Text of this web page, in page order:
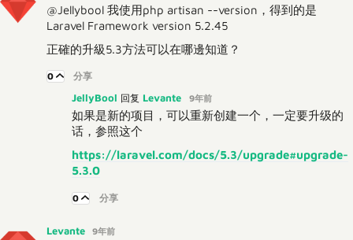
@Jellybool 我使用php artisan --version，得到的是
Laravel Framework version 5.2.45
正確的升級5.3方法可以在哪邊知道？
0 分享
JellyBool 回复 Levante 9年前
如果是新的项目，可以重新创建一个，一定要升级的
话，参照这个
https://laravel.com/docs/5.3/upgrade#upgrade-
5.3.0
0 分享
Levante 9年前